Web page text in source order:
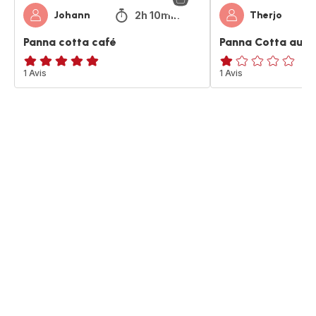
Johann 2h 10min
Panna cotta café
Avis
5
1 Avis
Therjo
Panna Cotta au
Avis
1
1 Avis